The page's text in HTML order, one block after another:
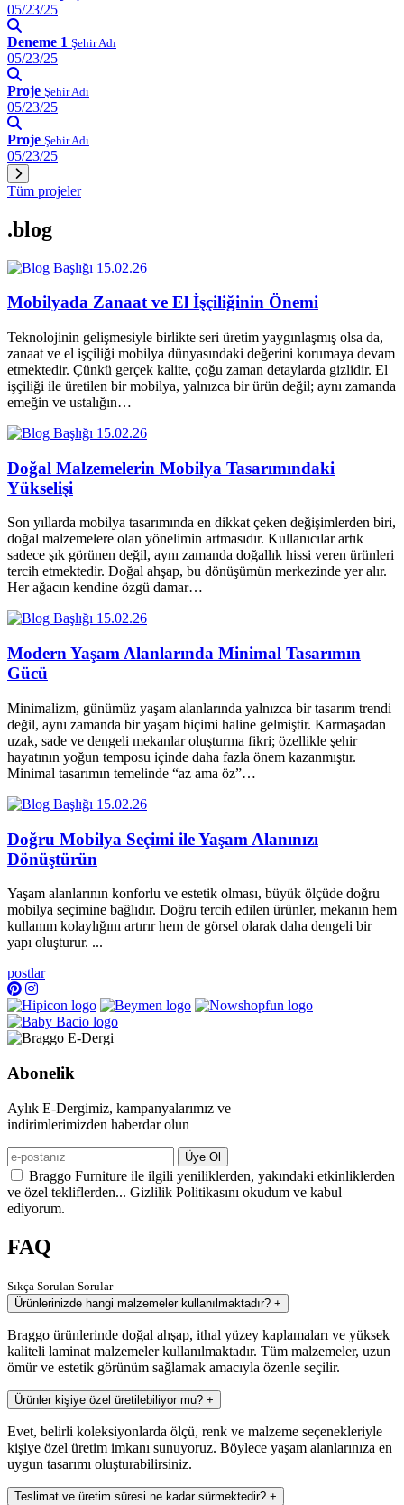
05/23/25
Deneme 1 Şehir Adı
05/23/25
Proje Şehir Adı
05/23/25
Proje Şehir Adı
05/23/25
Tüm projeler
.blog
15.02.26
Mobilyada Zanaat ve El İşçiliğinin Önemi
Teknolojinin gelişmesiyle birlikte seri üretim yaygınlaşmış olsa da,
zanaat ve el işçiliği mobilya dünyasındaki değerini korumaya devam
etmektedir. Çünkü gerçek kalite, çoğu zaman detaylarda gizlidir. El
işçiliği ile üretilen bir mobilya, yalnızca bir ürün değil; aynı zamanda
emeğin ve ustalığın…
15.02.26
Doğal Malzemelerin Mobilya Tasarımındaki
Yükselişi
Son yıllarda mobilya tasarımında en dikkat çeken değişimlerden biri,
doğal malzemelere olan yönelimin artmasıdır. Kullanıcılar artık
sadece şık görünen değil, aynı zamanda doğallık hissi veren ürünleri
tercih etmektedir. Doğal ahşap, bu dönüşümün merkezinde yer alır.
Her ağacın kendine özgü damar…
15.02.26
Modern Yaşam Alanlarında Minimal Tasarımın
Gücü
Minimalizm, günümüz yaşam alanlarında yalnızca bir tasarım trendi
değil, aynı zamanda bir yaşam biçimi haline gelmiştir. Karmaşadan
uzak, sade ve dengeli mekanlar oluşturma fikri; özellikle şehir
hayatının yoğun temposu içinde daha fazla önem kazanmıştır.
Minimal tasarımın temelinde “az ama öz”…
15.02.26
Doğru Mobilya Seçimi ile Yaşam Alanınızı
Dönüştürün
Yaşam alanlarının konforlu ve estetik olması, büyük ölçüde doğru
mobilya seçimine bağlıdır. Doğru tercih edilen ürünler, mekanın hem
kullanım kolaylığını artırır hem de görsel olarak daha dengeli bir
yapı oluşturur. ...
postlar
Abonelik
Aylık E-Dergimiz, kampanyalarımız ve
indirimlerimizden haberdar olun
Üye Ol
Braggo Furniture ile ilgili yeniliklerden, yakındaki etkinliklerden
ve özel tekliflerden... Gizlilik Politikasını okudum ve kabul
ediyorum.
FAQ
Sıkça Sorulan Sorular
Ürünlerinizde hangi malzemeler kullanılmaktadır? +
Braggo ürünlerinde doğal ahşap, ithal yüzey kaplamaları ve yüksek
kaliteli laminat malzemeler kullanılmaktadır. Tüm malzemeler, uzun
ömür ve estetik görünüm sağlamak amacıyla özenle seçilir.
Ürünler kişiye özel üretilebiliyor mu? +
Evet, belirli koleksiyonlarda ölçü, renk ve malzeme seçenekleriyle
kişiye özel üretim imkanı sunuyoruz. Böylece yaşam alanlarınıza en
uygun tasarımı oluşturabilirsiniz.
Teslimat ve üretim süresi ne kadar sürmektedir? +